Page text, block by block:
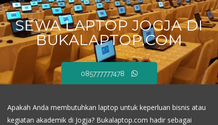
SEWA LAPTOP JOGJA DI
BUKALAPTOP.COM
085777777478
Apakah Anda membutuhkan laptop untuk keperluan bisnis atau
kegiatan akademik di Jogja? Bukalaptop.com hadir sebagai